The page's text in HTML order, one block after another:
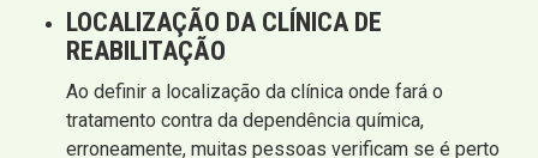
LOCALIZAÇÃO DA CLÍNICA DE
REABILITAÇÃO
Ao definir a localização da clínica onde fará o
tratamento contra da dependência química,
erroneamente, muitas pessoas verificam se é perto